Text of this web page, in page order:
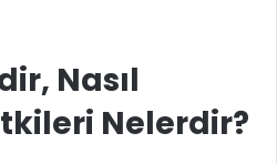
Nasıl
Nelerdir?